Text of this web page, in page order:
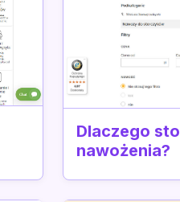
Dlaczego
nawożenia?